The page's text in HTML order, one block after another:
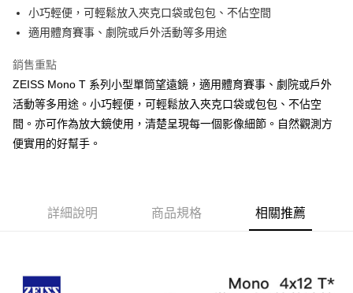
小巧輕便，可輕鬆放入夾克口袋或包包、不佔空間
適用體育賽事、劇院或戶外活動等多用途
銷售重點
ZEISS Mono T 系列小型單筒望遠鏡，適用體育賽事、劇院或戶外
活動等多用途。小巧輕便，可輕鬆放入夾克口袋或包包、不佔空
間。亦可作為放大鏡使用，清楚呈現每一個影像細節。自然觀測方
便實用的好幫手。
詳細說明 商品規格 相關推薦